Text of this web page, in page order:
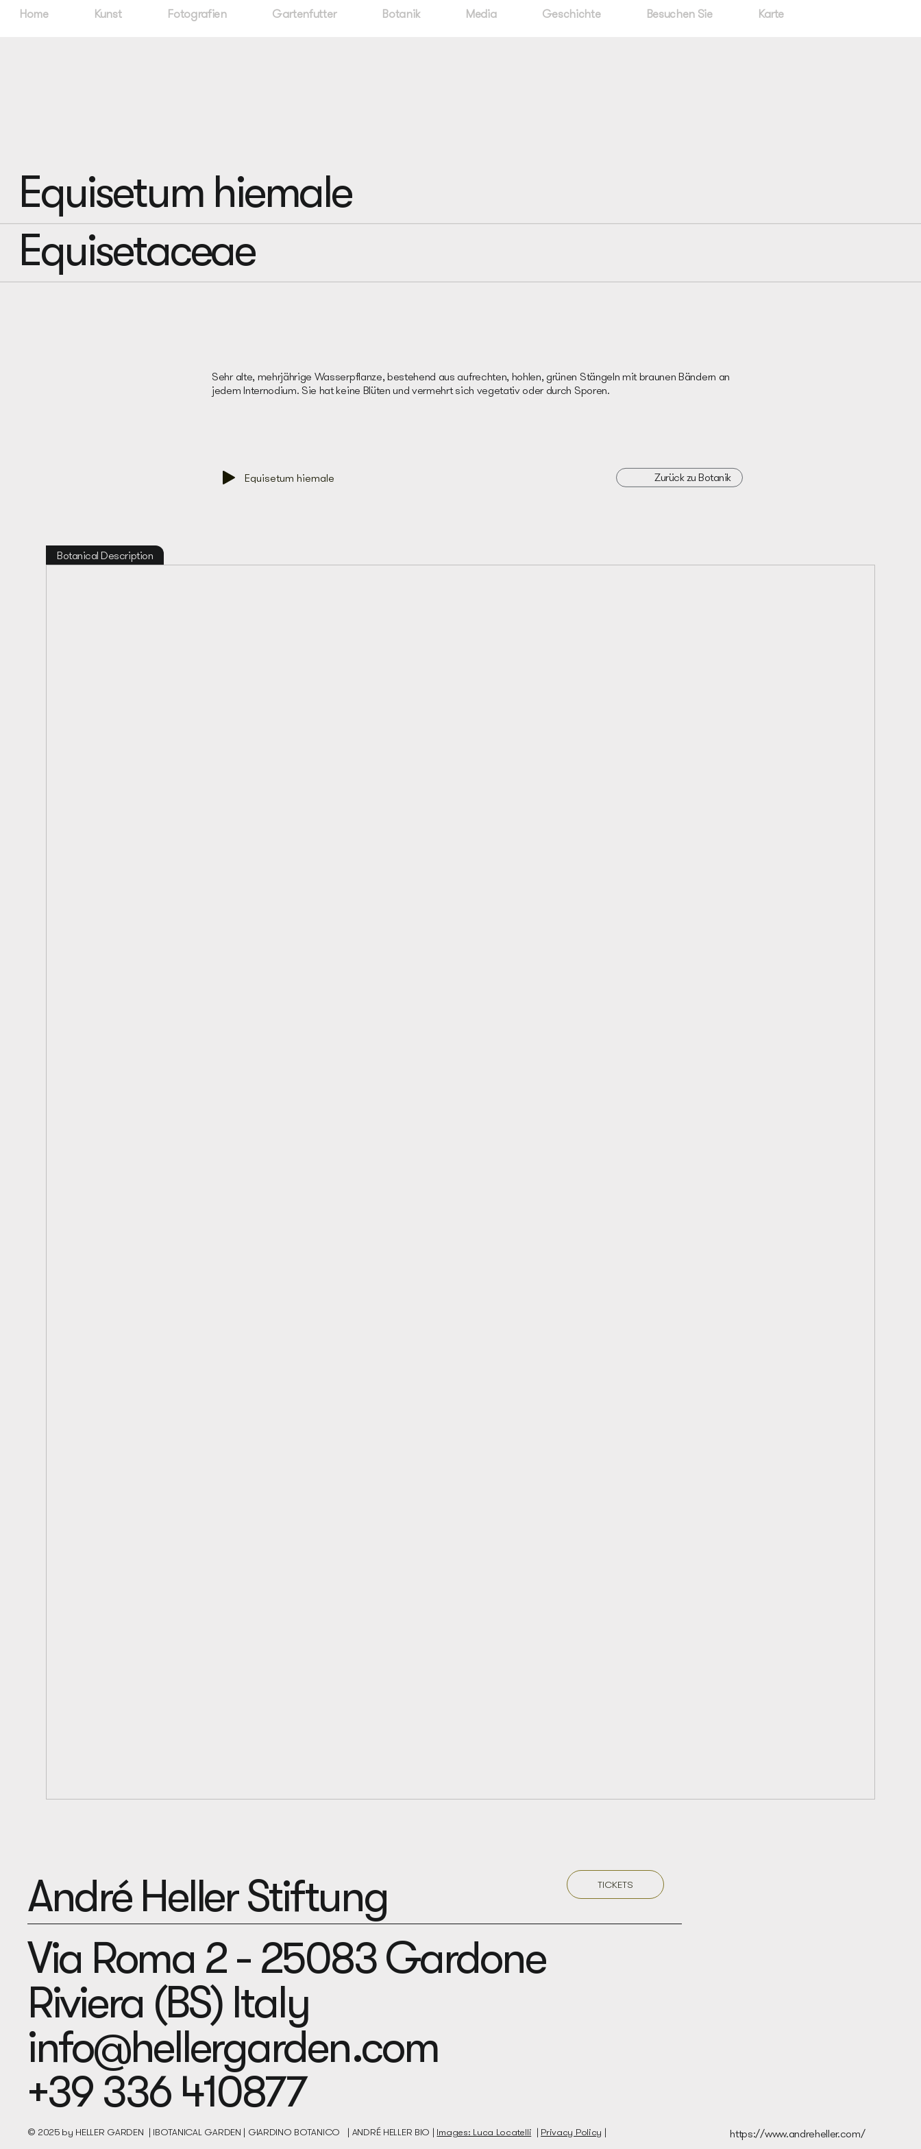
Home Kunst Fotografien Gartenfutter Botanik Media Geschichte Besuchen Sie Karte
Equisetum hiemale
Equisetaceae
Sehr alte, mehrjährige Wasserpflanze, bestehend aus aufrechten, hohlen, grünen Stängeln mit braunen Bändern an
jedem Internodium. Sie hat keine Blüten und vermehrt sich vegetativ oder durch Sporen.
Equisetum hiemale Zurück zu Botanik
Botanical Description
André Heller Stiftung TICKETS
Via Roma 2 - 25083 Gardone
Riviera (BS) Italy
info@hellergarden.com
+39 336 410877
© 2025 by HELLER GARDEN | IBOTANICAL GARDEN | GIARDINO BOTANICO | ANDRÉ HELLER BIO | Images: Luca Locatelli | Privacy Policy | https://www.andreheller.com/